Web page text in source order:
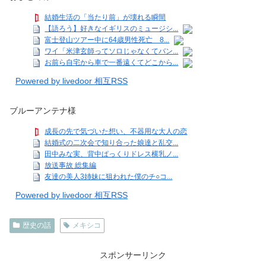
結婚生活の「当たり前」が壊れる瞬間
【語ろう】好きなイギリスのミュージシ...
富士登山ツアー中に64歳男性死亡 8...
ワイ「米津玄師ってソロじゃなくてバン...
お前ら自宅から車で一番遠くてどこから...
Powered by livedoor 相互RSS
ブルーアンテナ様
成長の先で気づいた想い、不器用な大人の恋
結婚式の二次会で知り合った娘達と乱交...
田中みな実、背中ぱっくりドレス横乳ノ...
放送事故 総集編
友達の美人3姉妹に狙われた僕のチ○コ...
Powered by livedoor 相互RSS
歴史の話 メキシコ
スポンサーリンク